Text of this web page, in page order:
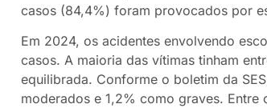
casos (84,4%) foram provocados por
Em 2024, os acidentes envolvendo
casos. A maioria das vítimas tinham
equilibrada. Conforme o boletim da
moderados e 1,2% como graves. Entre